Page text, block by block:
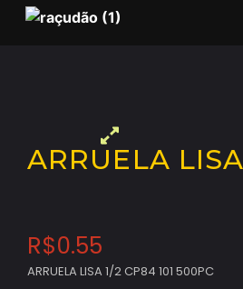
ARRUELA
R$0.55
ARRUELA LISA 1/2 CP84 101 500PC